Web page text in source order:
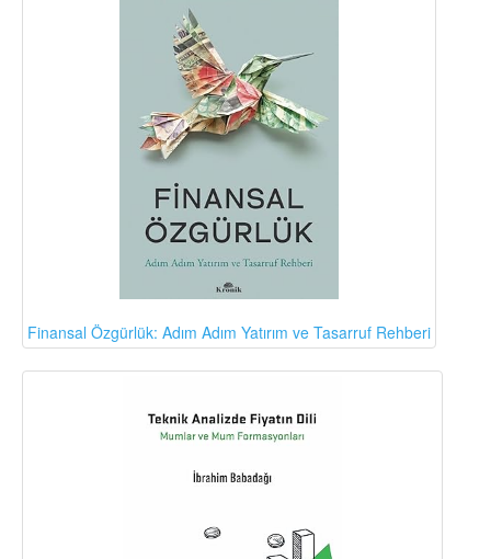
Finansal Özgürlük: Adım Adım Yatırım ve Tasarruf Rehberi